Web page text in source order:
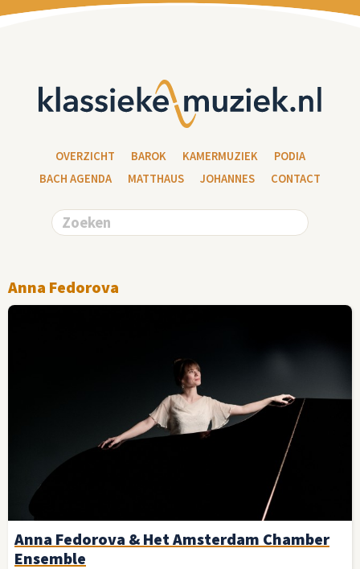
OVERZICHT BAROK KAMERMUZIEK
PODIA
BACH AGENDA
MATTHAUS JOHANNES CONTACT
Anna Fedorova
Anna Fedorova & Het Amsterdam Chamber
Ensemble